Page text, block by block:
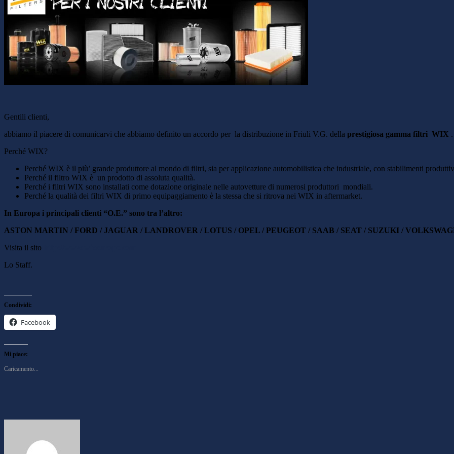
Gentili clienti,
abbiamo il piacere di comunicarvi che abbiamo definito un accordo per la distribuzione in Friuli V.G. della prestigiosa gamma filtri WIX .
Perché WIX?
Perché WIX è il più’ grande produttore al mondo di filtri, sia per applicazione automobilistica che industriale, con stabilimenti
Perché il filtro WIX è un prodotto di assoluta qualità.
Perché i filtri WIX sono installati come dotazione originale nelle autovetture di numerosi produttori mondiali.
Perché la qualità dei filtri WIX di primo equipaggiamento è la stessa che si ritrova nei WIX in aftermarket.
In Europa i principali clienti “O.E.” sono tra l’altro:
ASTON MARTIN / FORD / JAGUAR / LANDROVER / LOTUS / OPEL / PEUGEOT / SAAB / SEAT / SUZUKI /
Visita il sito
Lo Staff.
Condividi:
Facebook
Mi piace:
Caricamento...